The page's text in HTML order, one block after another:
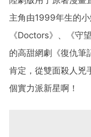
主角由1999年生的
《Doctors》、《守
的高甜網劇《復仇筆
肯定，從雙面殺人兇
個實力派新星啊！